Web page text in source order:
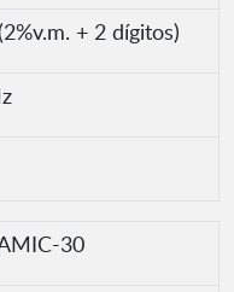
+ 2 dígitos)
30